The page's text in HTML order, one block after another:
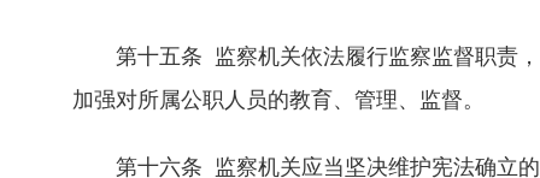
第十五条 监察机关依法履行监察监督职责，
加强对所属公职人员的教育、管理、监督。
第十六条 监察机关应当坚决维护宪法确立的